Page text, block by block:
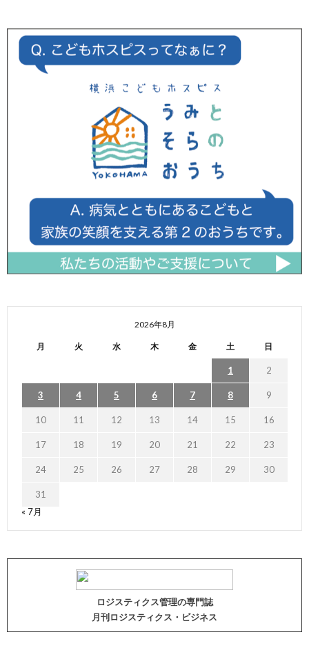
2026年8月
月 火 水 木 金 土 日
1 2
3 4 5 6 7 8 9
10 11 12 13 14 15 16
17 18 19 20 21 22 23
24 25 26 27 28 29 30
31
« 7月
ロジスティクス管理の専門誌
月刊ロジスティクス・ビジネス